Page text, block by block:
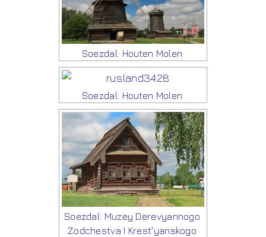
Soezdal: Houten Molen
Soezdal: Houten Molen
Soezdal: Muzey Derevyannogo
Zodchestva I Krest'yanskogo